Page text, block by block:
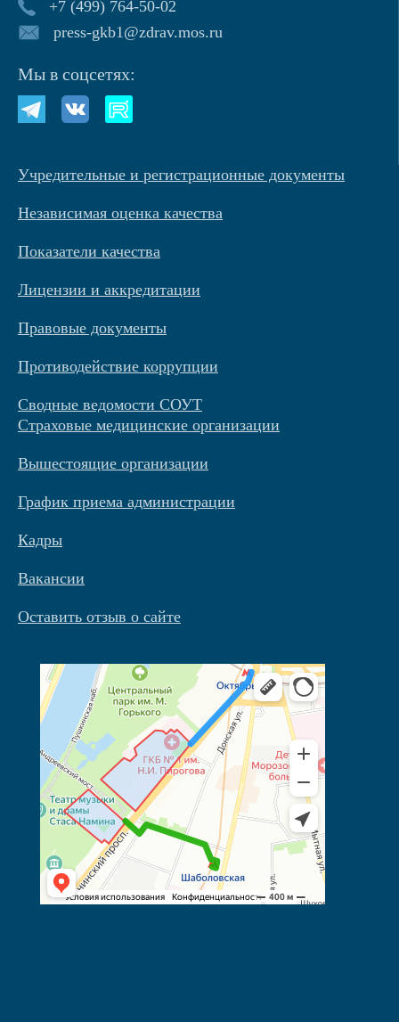
+7 (499) 764-50-02
press-gkb1@zdrav.mos.ru
Мы в соцсетях:
Учредительные и регистрационные документы
Независимая оценка качества
Показатели качества
Лицензии и аккредитации
Правовые документы
Противодействие коррупции
Сводные ведомости СОУТ
Страховые медицинские организации
Вышестоящие организации
График приема администрации
Кадры
Вакансии
Оставить отзыв о сайте